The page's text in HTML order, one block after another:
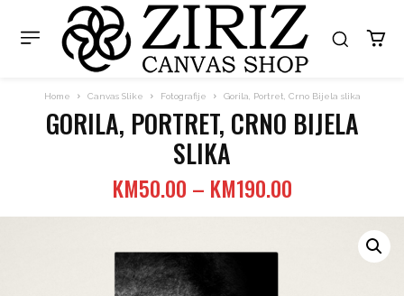
Home Canvas Slike Fotografije Gorila, Portret, Crno Bijela slika
GORILA, PORTRET, CRNO BIJELA
SLIKA
KM50.00 – KM190.00Price
range:
KM50.00